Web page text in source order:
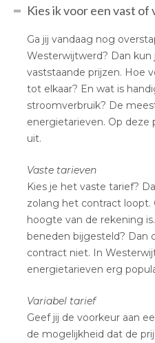
Kies ik voor een vast
Ga jij vandaag nog
Westerwijtwerd? Dan
vaststaande prijzen. Hoe
tot elkaar? En wat is
stroomverbruik? De
energietarieven. Op deze
uit.
Vaste tarieven
Kies je het vaste tarief?
zolang het contract
hoogte van de rekening
beneden bijgesteld? Dan
contract niet. In
energietarieven erg
Variabel tarief
Geef jij de voorkeur aan
de mogelijkheid dat de